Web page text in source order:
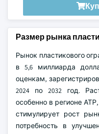
Размер рынка
Рынок пластикового
в 5,6 миллиарда
оценкам,
2024 по 2032 год.
особенно в регионе
стимулирует рост
потребность в